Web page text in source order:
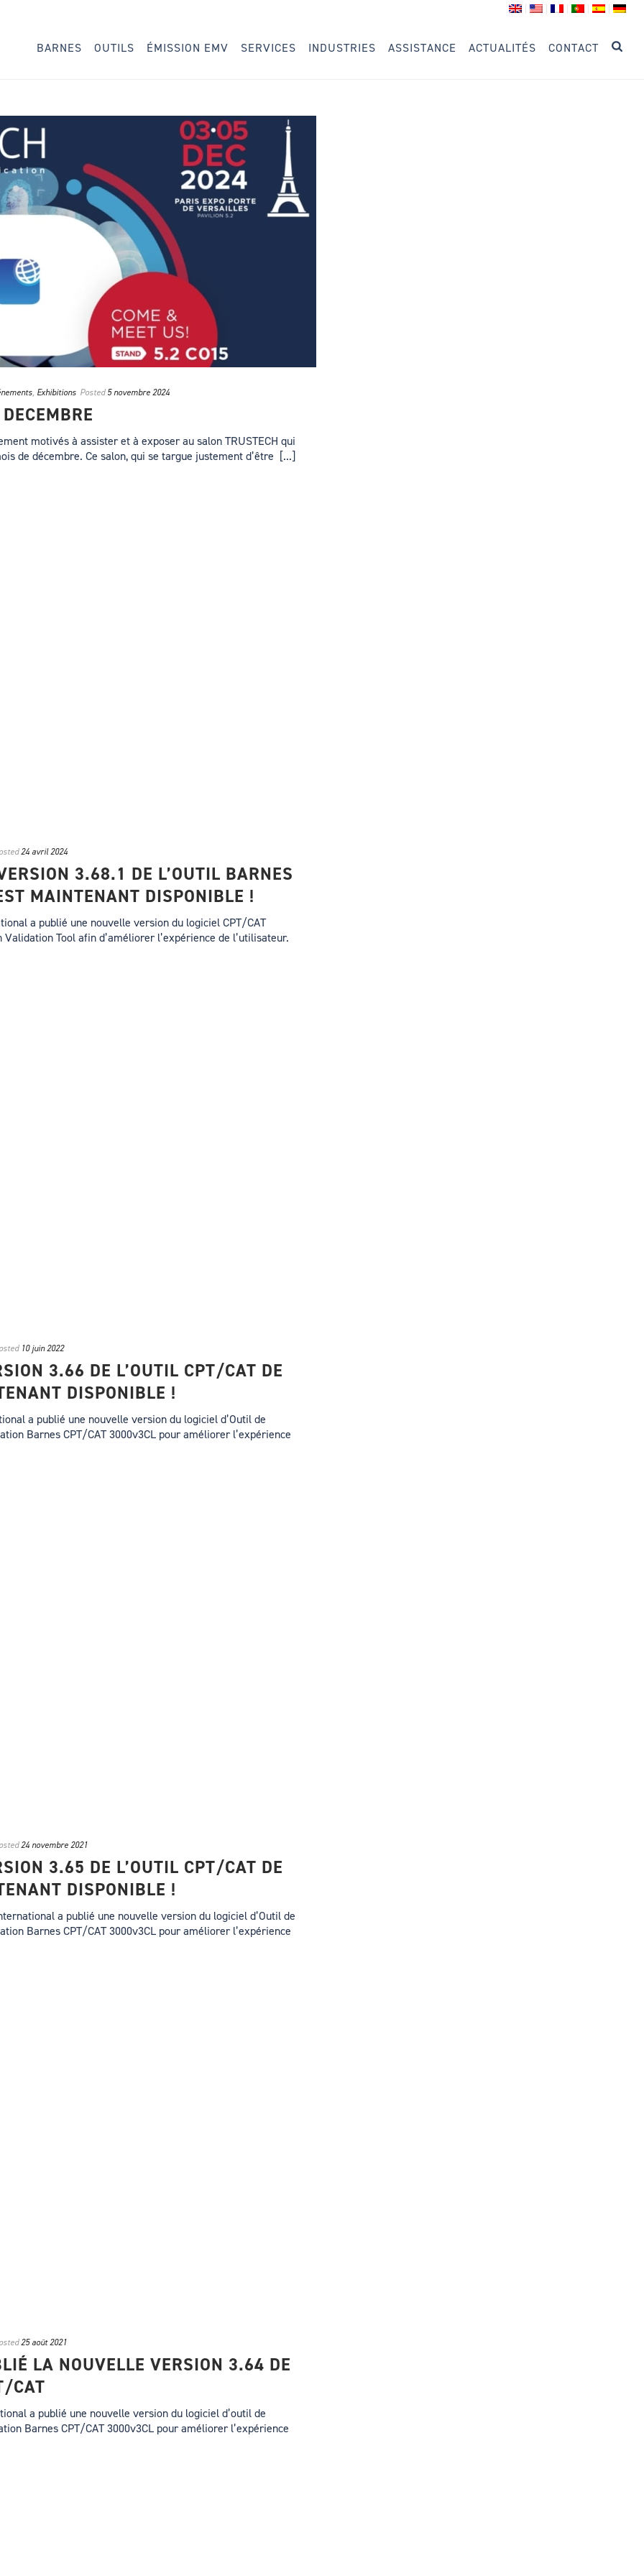
BARNES OUTILS ÉMISSION EMV SERVICES INDUSTRIES ASSISTANCE ACTUALITÉS CONTACT
, Exhibitions Posted 5 novembre 2024
motivés à assister et à exposer au salon TRUSTECH qui
de décembre. Ce salon, qui se targue justement d’être [...]
24 avril 2024
3.68.1 DE L’OUTIL BARNES
MAINTENANT DISPONIBLE !
a publié une nouvelle version du logiciel CPT/CAT
Tool afin d’améliorer l’expérience de l’utilisateur.
10 juin 2022
3.66 DE L’OUTIL CPT/CAT DE
DISPONIBLE !
a publié une nouvelle version du logiciel d’Outil de
Barnes CPT/CAT 3000v3CL pour améliorer l’expérience
24 novembre 2021
3.65 DE L’OUTIL CPT/CAT DE
DISPONIBLE !
a publié une nouvelle version du logiciel d’Outil de
Barnes CPT/CAT 3000v3CL pour améliorer l’expérience
25 août 2021
LA NOUVELLE VERSION 3.64 DE
CAT
a publié une nouvelle version du logiciel d’outil de
Barnes CPT/CAT 3000v3CL pour améliorer l’expérience